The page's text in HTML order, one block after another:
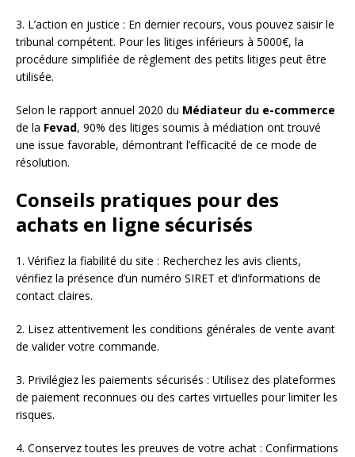
3. L’action en justice : En dernier recours, vous pouvez saisir le
tribunal compétent. Pour les litiges inférieurs à 5000€, la
procédure simplifiée de règlement des petits litiges peut être
utilisée.
Selon le rapport annuel 2020 du Médiateur du e-commerce
de la Fevad, 90% des litiges soumis à médiation ont trouvé
une issue favorable, démontrant l’efficacité de ce mode de
résolution.
Conseils pratiques pour des
achats en ligne sécurisés
1. Vérifiez la fiabilité du site : Recherchez les avis clients,
vérifiez la présence d’un numéro SIRET et d’informations de
contact claires.
2. Lisez attentivement les conditions générales de vente avant
de valider votre commande.
3. Privilégiez les paiements sécurisés : Utilisez des plateformes
de paiement reconnues ou des cartes virtuelles pour limiter les
risques.
4. Conservez toutes les preuves de votre achat : Confirmations